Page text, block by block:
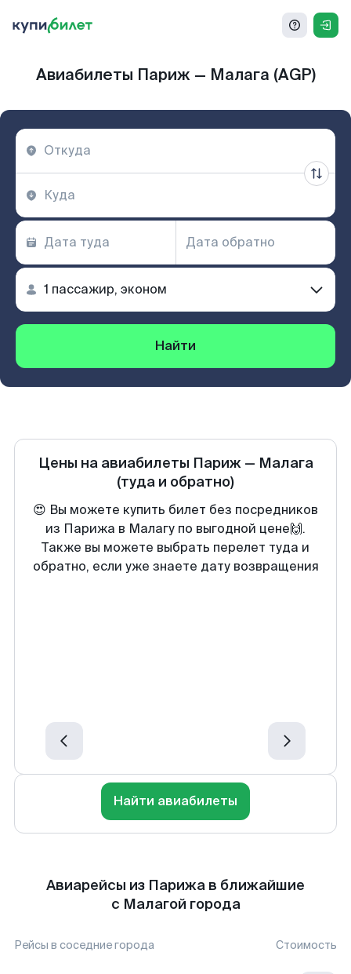
Авиабилеты Париж — Малага (AGP)
Найти
Цены на авиабилеты Париж— Малага
(туда и обратно)
😍 Вы можете купить билет без посредников
из Парижа в Малагу по выгодной цене🙌.
Также вы можете выбрать перелет туда и
обратно, если уже знаете дату возвращения
Найти авиабилеты
Авиарейсы из Парижа в ближайшие
с Малагой города
Рейсы в соседние города Стоимость